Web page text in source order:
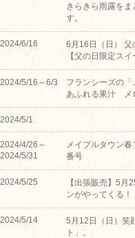
きらきら雨露を
す。
2024/6/16
6月16日（日） 父
【父の日限定スイ
2024/5/16～6/3
フランシーズの「
あふれる果汁 メ
2024/5/1
2024/4/26～
2024/5/31
メイプルタウン
番号
2024/5/25
【出張販売】5月
ンがやってくる！
2024/5/14
5月12日（日）笑
ト」。